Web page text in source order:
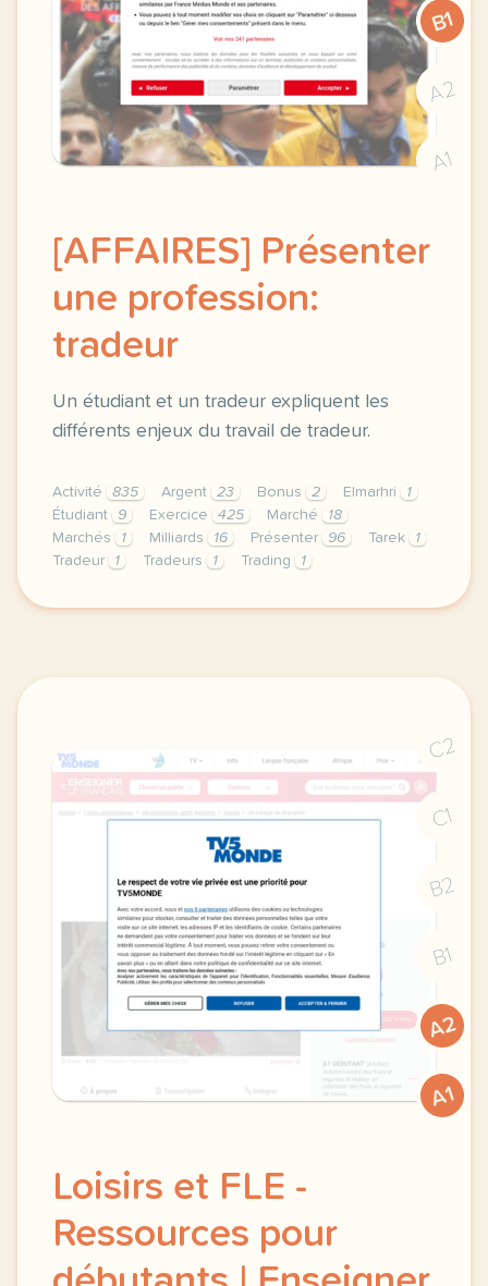
B1
A2
A1
[AFFAIRES] Présenter
une profession:
tradeur
Un étudiant et un tradeur expliquent les
différents enjeux du travail de tradeur.
Activité 835 Argent 23 Bonus 2 Elmarhri
1
Étudiant
9 Exercice 425 Marché
18
Marchés
1 Milliards 16 Présenter 96 Tarek
1
Tradeur
1 Tradeurs 1 Trading 1
exercice b2 affaires presenter une profession
C2
C1
B2
B1
A2
A1
Loisirs et FLE -
Ressources pour